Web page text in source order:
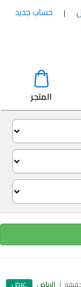
| حساب جديد
المتجر
عرض